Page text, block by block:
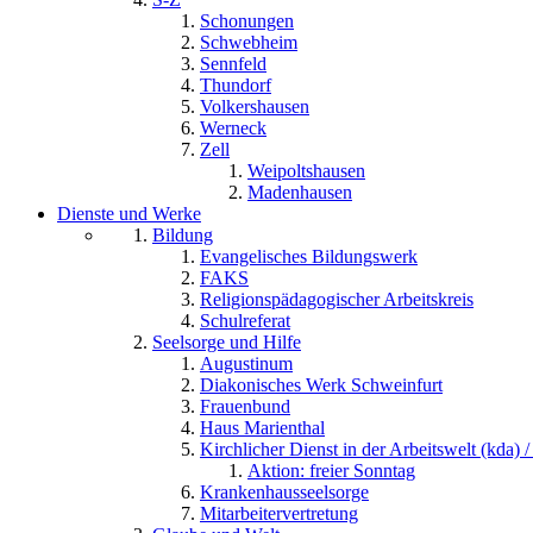
Schonungen
Schwebheim
Sennfeld
Thundorf
Volkershausen
Werneck
Zell
Weipoltshausen
Madenhausen
Dienste und Werke
Bildung
Evangelisches Bildungswerk
FAKS
Religionspädagogischer Arbeitskreis
Schulreferat
Seelsorge und Hilfe
Augustinum
Diakonisches Werk Schweinfurt
Frauenbund
Haus Marienthal
Kirchlicher Dienst in der Arbeitswelt (kda) /
Aktion: freier Sonntag
Krankenhausseelsorge
Mitarbeitervertretung